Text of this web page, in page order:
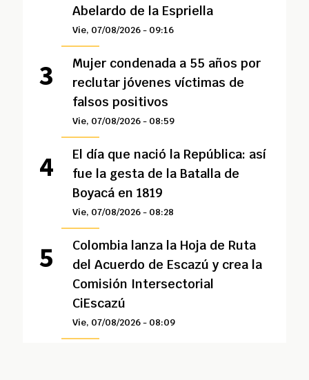
Abelardo de la Espriella
Vie, 07/08/2026 - 09:16
Mujer condenada a 55 años por
reclutar jóvenes víctimas de
falsos positivos
Vie, 07/08/2026 - 08:59
El día que nació la República: así
fue la gesta de la Batalla de
Boyacá en 1819
Vie, 07/08/2026 - 08:28
Colombia lanza la Hoja de Ruta
del Acuerdo de Escazú y crea la
Comisión Intersectorial
CiEscazú
Vie, 07/08/2026 - 08:09